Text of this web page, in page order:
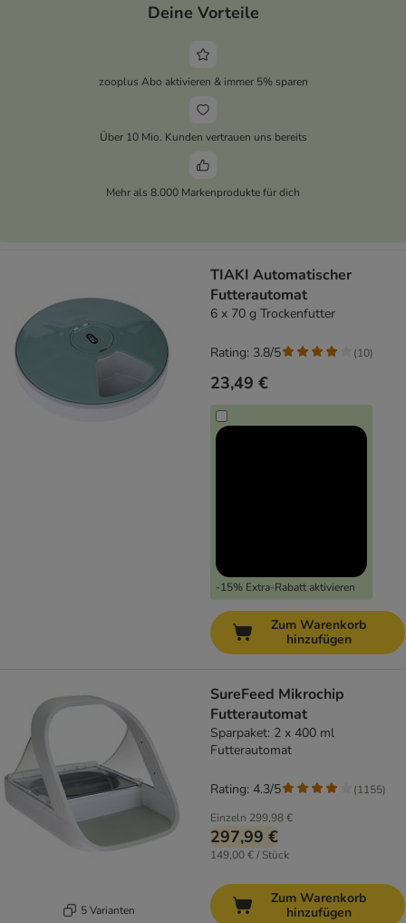
Deine Vorteile
zooplus Abo aktivieren & immer 5% sparen
Über 10 Mio. Kunden vertrauen uns bereits
Mehr als 8.000 Markenprodukte für dich
TIAKI Automatischer
Futterautomat
6 x 70 g Trockenfutter
23,49 €
-15% Extra-Rabatt aktivieren
Rating: 3.8/5 (10)
Zum Warenkorb
hinzufügen
5 Varianten
SureFeed Mikrochip
Futterautomat
Sparpaket: 2 x 400 ml
Futterautomat
Einzeln 299,98 €
297,99 €
149,00 € / Stück
Rating: 4.3/5 (1155)
Zum Warenkorb
hinzufügen